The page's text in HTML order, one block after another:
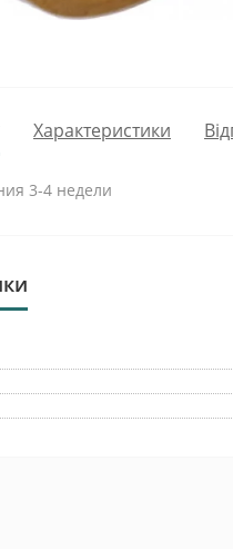
Характеристики
3-4 недели